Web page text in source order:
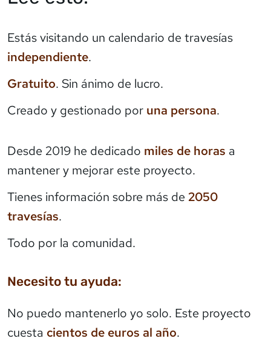
Estás visitando un calendario de travesías
independiente.
Gratuito. Sin ánimo de lucro.
Creado y gestionado por una persona.
Desde 2019 he dedicado miles de horas a
mantener y mejorar este proyecto.
Tienes información sobre más de 2050
travesías.
Todo por la comunidad.
Necesito tu ayuda:
No puedo mantenerlo yo solo. Este proyecto
cuesta cientos de euros al año.